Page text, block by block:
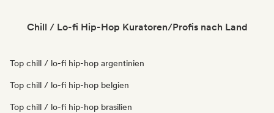
Chill / Lo-fi Hip-Hop Kuratoren/Profis nach Land
Top chill / lo-fi hip-hop argentinien
Top chill / lo-fi hip-hop belgien
Top chill / lo-fi hip-hop brasilien